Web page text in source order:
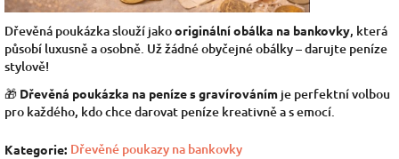
Dřevěná poukázka slouží jakooriginální obálka na bankovky, která
působí luxusně a osobně. Už žádné obyčejné obálky – darujte peníze
stylově!
🎁 Dřevěná poukázka na peníze s gravírováním je perfektní volbou
pro každého, kdo chce darovat peníze kreativně a s emocí.
Kategorie: Dřevěné poukazy na bankovky